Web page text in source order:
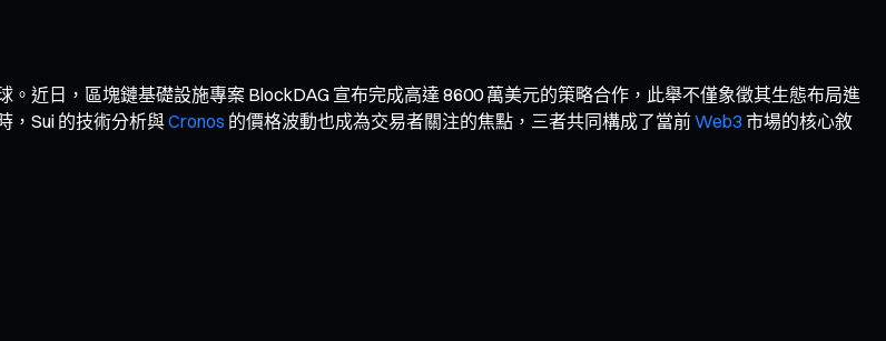
近日，區塊鏈基礎設施專案 BlockDAG 宣布完成高達 8600 萬美元的策略合作，此舉不僅象徵其生態布局進
，Sui 的技術分析與Cronos 的價格波動也成為交易者關注的焦點，三者共同構成了當前Web3 市場的核心敘